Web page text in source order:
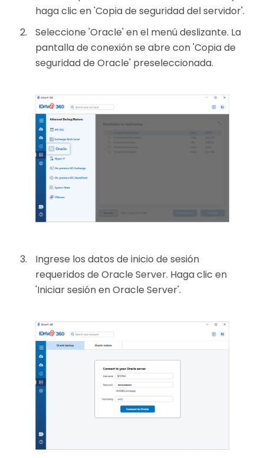
haga clic en 'Copia de seguridad del servidor'.
Seleccione 'Oracle' en el menú deslizante. La
pantalla de conexión se abre con 'Copia de
seguridad de Oracle' preseleccionada.
Ingrese los datos de inicio de sesión
requeridos de Oracle Server. Haga clic en
'Iniciar sesión en Oracle Server'.